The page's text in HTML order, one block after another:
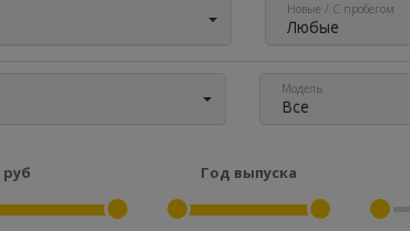
Новые / С пробегом
Любые
Модель
Все
Год выпуска